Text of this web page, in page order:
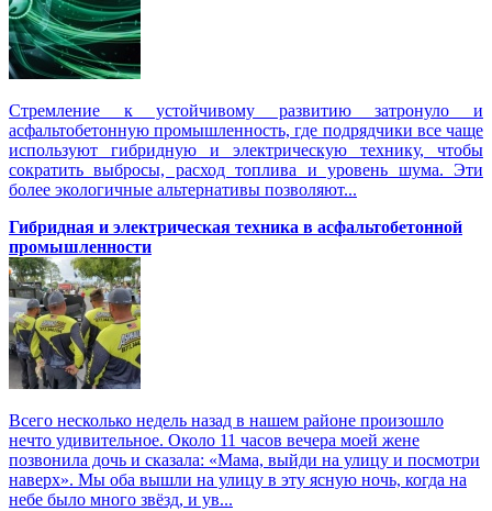
Стремление к устойчивому развитию затронуло и
асфальтобетонную промышленность, где подрядчики все чаще
используют гибридную и электрическую технику, чтобы
сократить выбросы, расход топлива и уровень шума. Эти
более экологичные альтернативы позволяют...
Гибридная и электрическая техника в асфальтобетонной
промышленности
Всего несколько недель назад в нашем районе произошло
нечто удивительное. Около 11 часов вечера моей жене
позвонила дочь и сказала: «Мама, выйди на улицу и посмотри
наверх». Мы оба вышли на улицу в эту ясную ночь, когда на
небе было много звёзд, и ув...